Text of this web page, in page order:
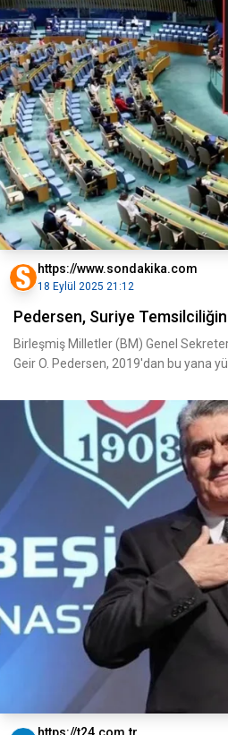
https://www.sondakika.com
18 Eylül 2025 21:12
Pedersen, Suriye
Birleşmiş Milletler (BM) Genel
Geir O. Pedersen, 2019'dan bu yana